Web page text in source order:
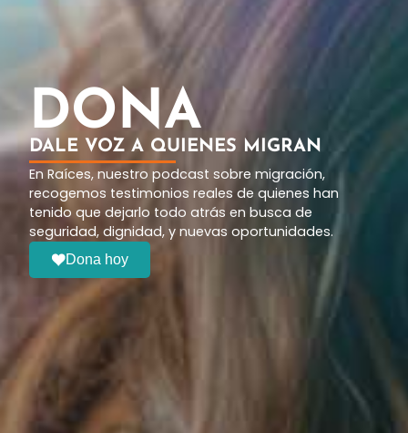
DONA
DALE VOZ A QUIENES MIGRAN
En Raíces, nuestro podcast sobre migración,
recogemos testimonios reales de quienes han
tenido que dejarlo todo atrás en busca de
seguridad, dignidad, y nuevas oportunidades.
Dona hoy